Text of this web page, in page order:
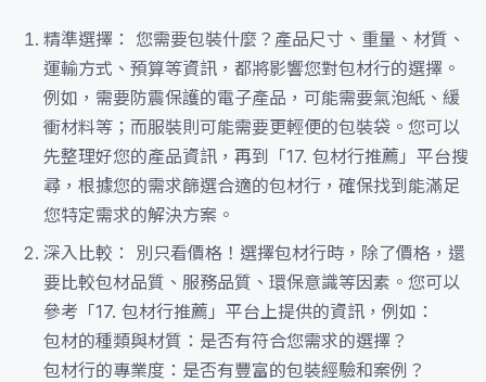
精準選擇： 您需要包裝什麼？產品尺寸、重量、材質、
運輸方式、預算等資訊，都將影響您對包材行的選擇。
例如，需要防震保護的電子產品，可能需要氣泡紙、緩
衝材料等；而服裝則可能需要更輕便的包裝袋。您可以
先整理好您的產品資訊，再到「17. 包材行推薦」平台搜
尋，根據您的需求篩選合適的包材行，確保找到能滿足
您特定需求的解決方案。
深入比較： 別只看價格！選擇包材行時，除了價格，還
要比較包材品質、服務品質、環保意識等因素。您可以
參考「17. 包材行推薦」平台上提供的資訊，例如：
包材的種類與材質：是否有符合您需求的選擇？
包材行的專業度：是否有豐富的包裝經驗和案例？